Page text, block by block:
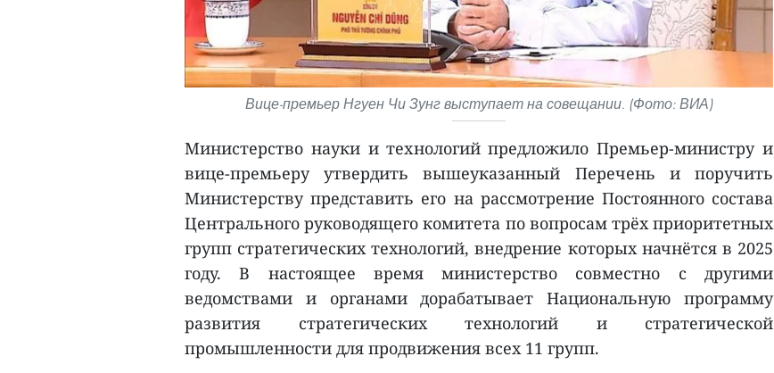
Вице-премьер Нгуен Чи Зунг выступает на совещании. (Фото: ВИА)
Министерство науки и технологий предложило Премьер-министру и
вице-премьеру утвердить вышеуказанный Перечень и поручить
Министерству представить его на рассмотрение Постоянного состава
Центрального руководящего комитета по вопросам трёх приоритетных
групп стратегических технологий, внедрение которых начнётся в 2025
году. В настоящее время министерство совместно с другими
ведомствами и органами дорабатывает Национальную программу
развития стратегических технологий и стратегической
промышленности для продвижения всех 11 групп.